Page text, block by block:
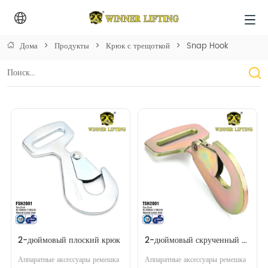
Дома > Продукты > Крюк с трещоткой > Snap Hook
2-дюймовый плоский крюк
Аппаратные аксессуары ремешка
2-дюймовый скрученный
крючок
Аппаратные аксессуары ремешка